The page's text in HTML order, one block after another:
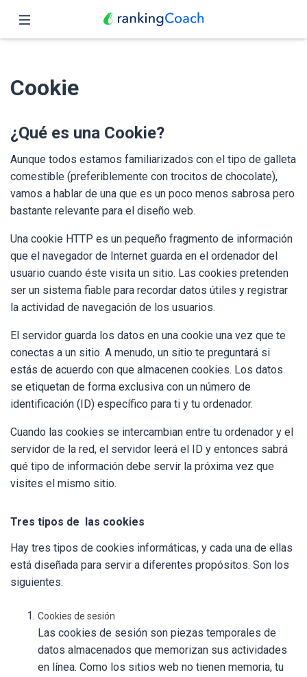
Funciones
Precio
Revendedores
Blog
Cookie
¿Qué es una Cookie?
Aunque todos estamos familiarizados con el tipo de galleta
comestible (preferiblemente con trocitos de chocolate),
vamos a hablar de una que es un poco menos sabrosa pero
bastante relevante para el diseño web.
Una cookie HTTP es un pequeño fragmento de información
que el navegador de Internet guarda en el ordenador del
usuario cuando éste visita un sitio. Las cookies pretenden
ser un sistema fiable para recordar datos útiles y registrar
la actividad de navegación de los usuarios.
El servidor guarda los datos en una cookie una vez que te
conectas a un sitio. A menudo, un sitio te preguntará si
estás de acuerdo con que almacenen cookies. Los datos
se etiquetan de forma exclusiva con un número de
identificación (ID) específico para ti y tu ordenador.
Cuando las cookies se intercambian entre tu ordenador y el
servidor de la red, el servidor leerá el ID y entonces sabrá
qué tipo de información debe servir la próxima vez que
visites el mismo sitio.
Tres tipos de las cookies
Hay tres tipos de cookies informáticas, y cada una de ellas
está diseñada para servir a diferentes propósitos. Son los
siguientes:
Cookies de sesión
Las cookies de sesión son piezas temporales de
datos almacenados que memorizan sus actividades
en línea. Como los sitios web no tienen memoria, tu